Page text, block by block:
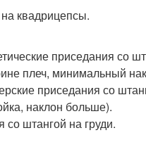
квадрицепсы.
приседания со
плеч, минимальный
приседания со
наклон больше).
со штангой на груди.